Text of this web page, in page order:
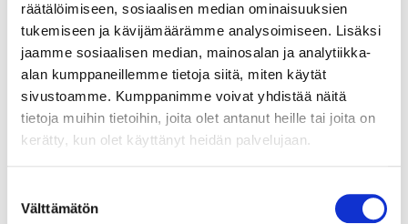
räätälöimiseen, sosiaalisen median ominaisuuksien
tukemiseen ja kävijämäärämme analysoimiseen. Lisäksi
jaamme sosiaalisen median, mainosalan ja analytiikka-
alan kumppaneillemme tietoja siitä, miten käytät
sivustoamme. Kumppanimme voivat yhdistää näitä
tietoja muihin tietoihin, joita olet antanut heille tai joita on
kerätty, kun olet käyttänyt heidän palvelujaan.
valinta
Välttämätön
Extension cable 1.5 m
40-376
In stock in23store
Sold online